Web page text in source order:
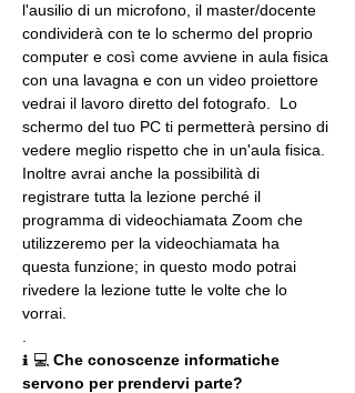
l'ausilio di un microfono, il master/docente
condividerà con te lo schermo del proprio
computer e così come avviene in aula fisica
con una lavagna e con un video proiettore
vedrai il lavoro diretto del fotografo.  Lo
schermo del tuo PC ti permetterà persino di
vedere meglio rispetto che in un'aula fisica.
Inoltre avrai anche la possibilità di
registrare tutta la lezione perché il
programma di videochiamata Zoom che
utilizzeremo per la videochiamata ha
questa funzione; in questo modo potrai
rivedere la lezione tutte le volte che lo
vorrai.
ℹ 💻 Che conoscenze informatiche
servono per prendervi parte?